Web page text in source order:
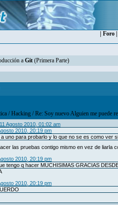
Foro|
a Git (Primera Parte)
/Hacking /Re: Soy nuevo Alguien me puede
Agosto 2010, 01:02 am
2010, 20:19 pm
uno para probarlo y lo que no se es como ver
las pruebas contigo mismo en vez de liarla
2010, 20:19 pm
tengo q hacer MUCHISIMAS GRACIAS DESDE
2010, 20:19 pm